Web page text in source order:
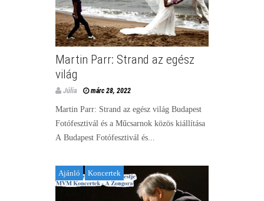
Martin Parr: Strand az egész
világ
Júlia márc 28, 2022
Martin Parr: Strand az egész világ Budapest
Fotófesztivál és a Műcsarnok közös kiállítása
A Budapest Fotófesztivál és...
Ajánló Koncertek